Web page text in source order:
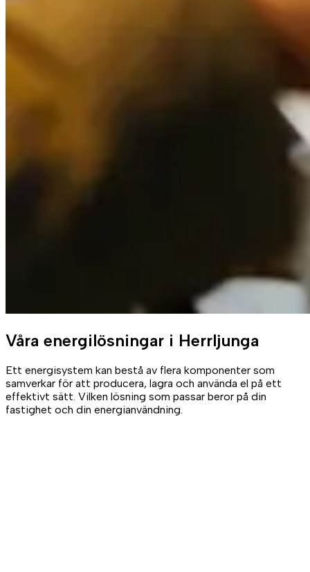
Våra energilösningar i Herrljunga
Ett energisystem kan bestå av flera komponenter som
samverkar för att producera, lagra och använda el på ett
effektivt sätt. Vilken lösning som passar beror på din
fastighet och din energianvändning.